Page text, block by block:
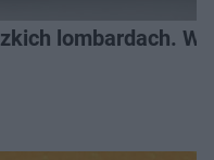
lombardach.